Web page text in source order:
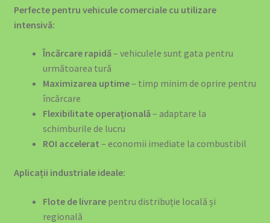
EV Public Charging Cable type 2 to type 2
EV4GREEN – Soluții Energetice pentru Locuințe
Ghidul Complet Wallbox România 2026
Home – Office – 22kw 32A Charger 3-Phase Type 2 Socket
-699 euro
Electrică
Perfecte pentru vehicule comerciale cu utilizare
intensivă:
Încărcare rapidă – vehiculele sunt gata pentru
următoarea tură
Maximizarea uptime– timp minim de oprire pentru
încărcare
Flexibilitate operațională – adaptare la
schimburile de lucru
ROI accelerat – economii imediate la combustibil
Aplicații industriale ideale:
Flote de livrarepentru distribuție locală și
regională